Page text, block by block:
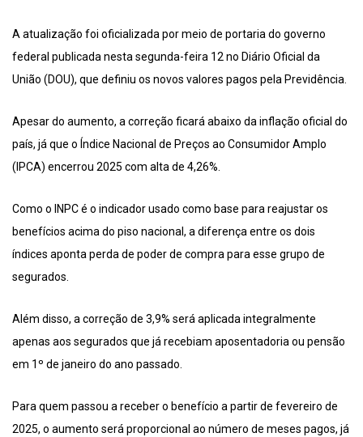
A atualização foi oficializada por meio de portaria do governo
federal publicada nesta segunda-feira 12 no Diário Oficial da
União (DOU), que definiu os novos valores pagos pela Previdência.
Apesar do aumento, a correção ficará abaixo da inflação oficial do
país, já que o Índice Nacional de Preços ao Consumidor Amplo
(IPCA) encerrou 2025 com alta de 4,26%.
Como o INPC é o indicador usado como base para reajustar os
benefícios acima do piso nacional, a diferença entre os dois
índices aponta perda de poder de compra para esse grupo de
segurados.
Além disso, a correção de 3,9% será aplicada integralmente
apenas aos segurados que já recebiam aposentadoria ou pensão
em 1º de janeiro do ano passado.
Para quem passou a receber o benefício a partir de fevereiro de
2025, o aumento será proporcional ao número de meses pagos, já